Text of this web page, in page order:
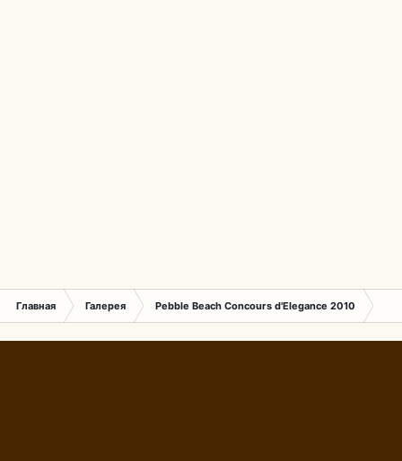
Главная Галерея Pebble Beach Concours d'Elegance 2010